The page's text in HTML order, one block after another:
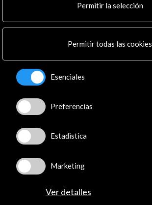
Boletín digital
Conecta
X (Twitter)
Instagram
LinkedIn
Youtube
Spotify
Flickr
TikTok
Permitir la selección
Permitir todas las cookies
Esenciales
Preferencias
Estadistica
Marketing
Ver detalles